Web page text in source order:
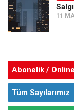
11
Abonelik /
Tüm Sayılarımız